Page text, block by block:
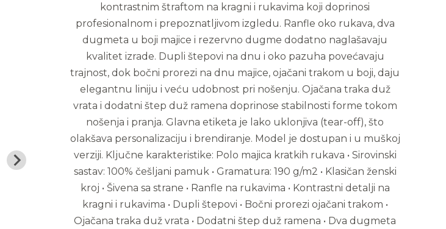
kontrastnim štraftom na kragni i rukavima koji doprinosi
profesionalnom i prepoznatljivom izgledu. Ranfle oko rukava, dva
dugmeta u boji majice i rezervno dugme dodatno naglašavaju
kvalitet izrade. Dupli štepovi na dnu i oko pazuha povećavaju
trajnost, dok bočni prorezi na dnu majice, ojačani trakom u boji, daju
elegantnu liniju i veću udobnost pri nošenju. Ojačana traka duž
vrata i dodatni štep duž ramena doprinose stabilnosti forme tokom
nošenja i pranja. Glavna etiketa je lako uklonjiva (tear-off), što
olakšava personalizaciju i brendiranje. Model je dostupan i u muškoj
verziji. Ključne karakteristike: Polo majica kratkih rukava • Sirovinski
sastav: 100% češljani pamuk • Gramatura: 190 g/m2 • Klasičan ženski
kroj • Šivena sa strane • Ranfle na rukavima • Kontrastni detalji na
kragni i rukavima • Dupli štepovi • Bočni prorezi ojačani trakom •
Ojačana traka duž vrata • Dodatni štep duž ramena • Dva dugmeta